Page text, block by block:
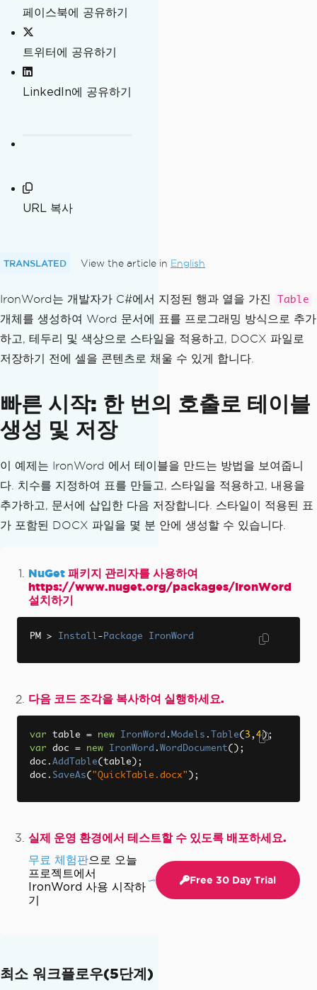
페이스북에 공유하기
트위터에 공유하기
LinkedIn에 공유하기
URL 복사
TRANSLATED View the article in English
IronWord는 개발자가 C#에서 지정된 행과 열을 가진 Table
개체를 생성하여 Word 문서에 표를 프로그래밍 방식으로 추가
하고, 테두리 및 색상으로 스타일을 적용하고, DOCX 파일로
저장하기 전에 셀을 콘텐츠로 채울 수 있게 합니다.
빠른 시작: 한 번의 호출로 테이블
생성 및 저장
이 예제는 IronWord 에서 테이블을 만드는 방법을 보여줍니
다. 치수를 지정하여 표를 만들고, 스타일을 적용하고, 내용을
추가하고, 문서에 삽입한 다음 저장합니다. 스타일이 적용된 표
가 포함된 DOCX 파일을 몇 분 안에 생성할 수 있습니다.
NuGet 패키지 관리자를 사용하여
https://www.nuget.org/packages/IronWord
설치하기
PM > Install- Package IronWord
다음 코드 조각을 복사하여 실행하세요.
var table = new IronWord . Models . Table( 3 , 4);
var doc = new IronWord . WordDocument();
doc . AddTable( table );
doc . SaveAs( "QuickTable.docx" );
실제 운영 환경에서 테스트할 수 있도록 배포하세요.
무료 체험판으로 오늘
프로젝트에서
IronWord 사용 시작하
기
Free 30 Day Trial
최소 워크플로우(5단계)